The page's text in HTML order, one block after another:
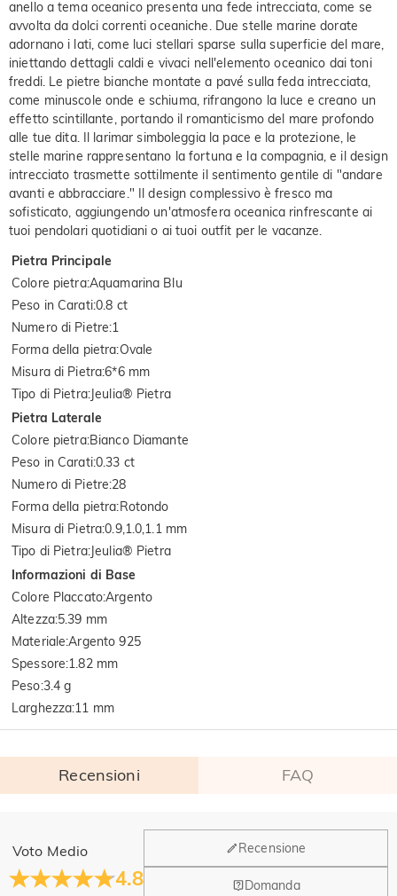
anello a tema oceanico presenta una fede intrecciata, come se
avvolta da dolci correnti oceaniche. Due stelle marine dorate
adornano i lati, come luci stellari sparse sulla superficie del mare,
iniettando dettagli caldi e vivaci nell'elemento oceanico dai toni
freddi. Le pietre bianche montate a pavé sulla feda intrecciata,
come minuscole onde e schiuma, rifrangono la luce e creano un
effetto scintillante, portando il romanticismo del mare profondo
alle tue dita. Il larimar simboleggia la pace e la protezione, le
stelle marine rappresentano la fortuna e la compagnia, e il design
intrecciato trasmette sottilmente il sentimento gentile di "andare
avanti e abbracciare." Il design complessivo è fresco ma
sofisticato, aggiungendo un'atmosfera oceanica rinfrescante ai
tuoi pendolari quotidiani o ai tuoi outfit per le vacanze.
Pietra Principale
Colore pietra:Aquamarina Blu
Peso in Carati:0.8 ct
Numero di Pietre:1
Forma della pietra:Ovale
Misura di Pietra:6*6 mm
Tipo di Pietra:Jeulia® Pietra
Pietra Laterale
Colore pietra:Bianco Diamante
Peso in Carati:0.33 ct
Numero di Pietre:28
Forma della pietra:Rotondo
Misura di Pietra:0.9,1.0,1.1 mm
Tipo di Pietra:Jeulia® Pietra
Informazioni di Base
Colore Placcato:Argento
Altezza:5.39 mm
Materiale:Argento 925
Spessore:1.82 mm
Peso:3.4 g
Larghezza:11 mm
Recensioni FAQ
Voto Medio
4.8
Recensione
Domanda
Generale
Dove si trova la tua azienda?